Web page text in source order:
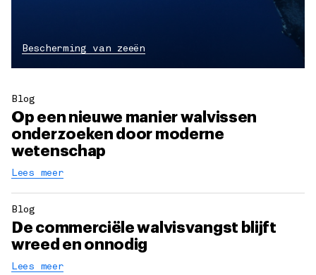
Bescherming van zeeën
Blog
Op een nieuwe manier walvissen
onderzoeken door moderne
wetenschap
Lees meer
Blog
De commerciële walvisvangst blijft
wreed en onnodig
Lees meer